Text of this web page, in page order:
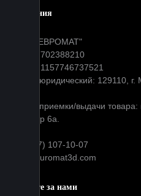
Компания
ООО "ЕВРОМАТ"
ИНН: 7702388210
ОГРН: 1157746737521
Адрес юридический: 129110,
Адрес приемки/выдачи
д 35 стр 6а.
+7 (977) 107-10-07
info@euromat3d.com
Следите за нами